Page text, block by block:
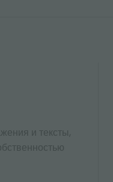
и тексты,